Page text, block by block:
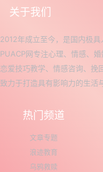
关于我们
2012年成立至今，是国内极
PUACP网专注心理、情感、
恋爱技巧教学、情感咨询、挽
致力于打造具有影响力的生活
热门频道
文章专题
浪迹教育
乌鸦救赎